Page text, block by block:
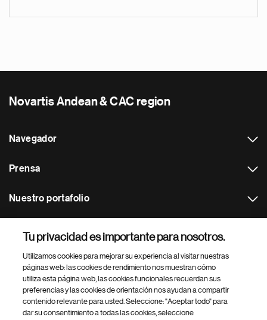
Novartis Andean & CAC region
Navegador
Prensa
Nuestro portafolio
Footer Site Search
Tu privacidad es importante para nosotros.
Utilizamos cookies para mejorar su experiencia al visitar nuestras
páginas web: las cookies de rendimiento nos muestran cómo
utiliza esta página web, las cookies funcionales recuerdan sus
preferencias y las cookies de orientación nos ayudan a compartir
contenido relevante para usted. Seleccione: "Aceptar todo" para
dar su consentimiento a todas las cookies, seleccione